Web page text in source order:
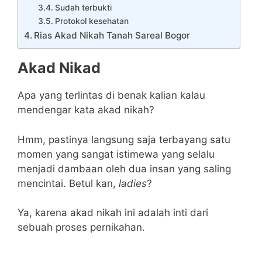
Sudah terbukti
Protokol kesehatan
Rias Akad Nikah Tanah Sareal Bogor
Akad Nikad
Apa yang terlintas di benak kalian kalau
mendengar kata akad nikah?
Hmm, pastinya langsung saja terbayang satu
momen yang sangat istimewa yang selalu
menjadi dambaan oleh dua insan yang saling
mencintai. Betul kan, ladies?
Ya, karena akad nikah ini adalah inti dari
sebuah proses pernikahan.